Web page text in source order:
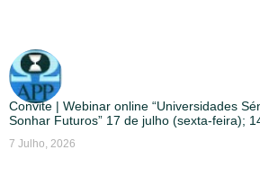
Convite | Webinar online “Universidades
Sonhar Futuros” 17 de julho (sexta-feira);
7 Julho, 2026